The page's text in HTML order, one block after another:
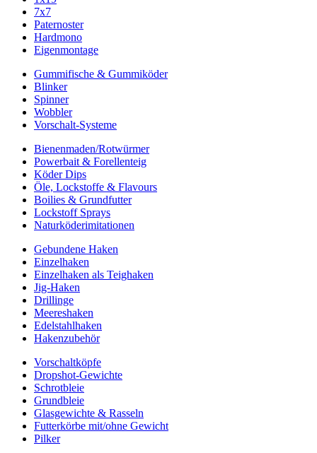
7x7
Paternoster
Hardmono
Eigenmontage
Gummifische & Gummiköder
Blinker
Spinner
Wobbler
Vorschalt-Systeme
Bienenmaden/Rotwürmer
Powerbait & Forellenteig
Köder Dips
Öle, Lockstoffe & Flavours
Boilies & Grundfutter
Lockstoff Sprays
Naturköderimitationen
Gebundene Haken
Einzelhaken
Einzelhaken als Teighaken
Jig-Haken
Drillinge
Meereshaken
Edelstahlhaken
Hakenzubehör
Vorschaltköpfe
Dropshot-Gewichte
Schrotbleie
Grundbleie
Glasgewichte & Rasseln
Futterkörbe mit/ohne Gewicht
Pilker